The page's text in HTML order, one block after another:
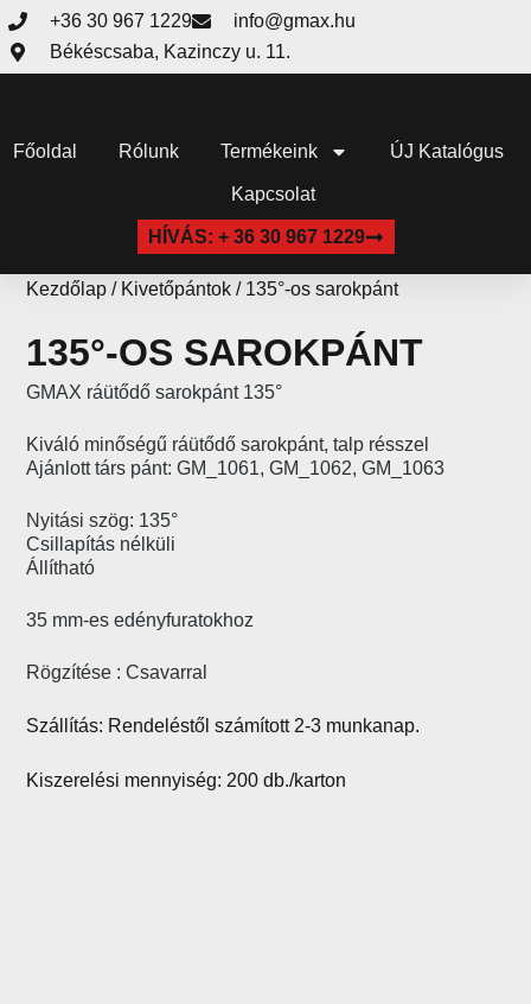
+36 30 967 1229
info@gmax.hu
Békéscsaba, Kazinczy u. 11.
Főoldal Rólunk Termékeink ÚJ Katalógus
Kapcsolat
HÍVÁS: + 36 30 967 1229
Kezdőlap / Kivetőpántok / 135°-os sarokpánt
135°-OS SAROKPÁNT
GMAX ráütődő sarokpánt 135°
Kiváló minőségű ráütődő sarokpánt, talp résszel
Ajánlott társ pánt: GM_1061, GM_1062, GM_1063
Nyitási szög: 135°
Csillapítás nélküli
Állítható
35 mm-es edényfuratokhoz
Rögzítése : Csavarral
Szállítás: Rendeléstől számított 2-3 munkanap.
Kiszerelési mennyiség: 200 db./karton